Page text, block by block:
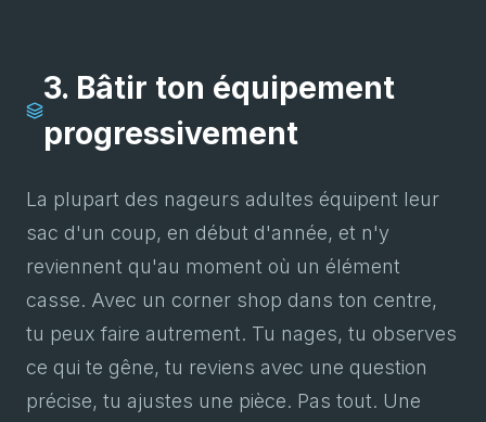
3. Bâtir ton équipement
progressivement
La plupart des nageurs adultes équipent leur
sac d'un coup, en début d'année, et n'y
reviennent qu'au moment où un élément
casse. Avec un corner shop dans ton centre,
tu peux faire autrement. Tu nages, tu observes
ce qui te gêne, tu reviens avec une question
précise, tu ajustes une pièce. Pas tout. Une